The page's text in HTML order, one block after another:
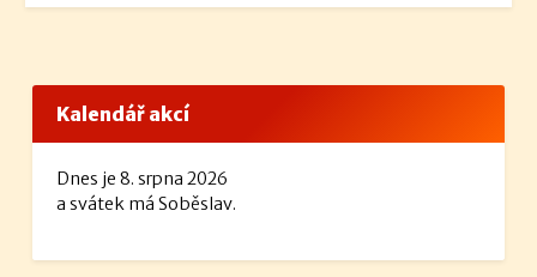
Kalendář akcí
Dnes je 8. srpna 2026
a svátek má Soběslav.